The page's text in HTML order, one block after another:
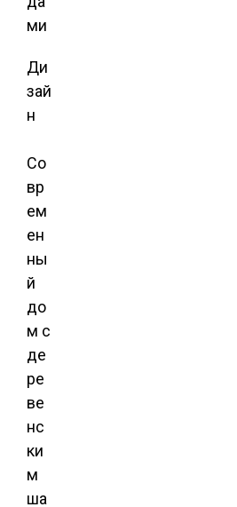
ми
Ди
зай
н
Со
вр
ем
ен
ны
й
до
м с
де
ре
ве
нс
ки
м
ша